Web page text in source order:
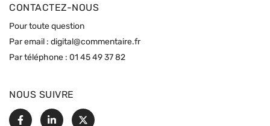
CONTACTEZ-NOUS
Pour toute question
Par email : digital@commentaire.fr
Par téléphone : 01 45 49 37 82
NOUS SUIVRE